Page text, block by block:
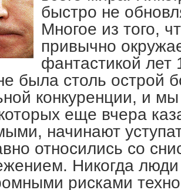
быстро не
Многое из того,
привычно
фантастикой лет
была столь острой
конкуренции, и
еще вчера
начинают
относились со
Никогда люди
рисками